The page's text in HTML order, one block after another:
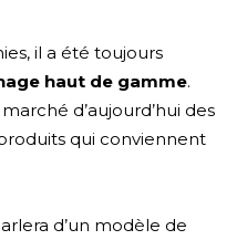
il a été toujours
haut de gamme.
d’aujourd’hui des
qui conviennent
d’un modèle de